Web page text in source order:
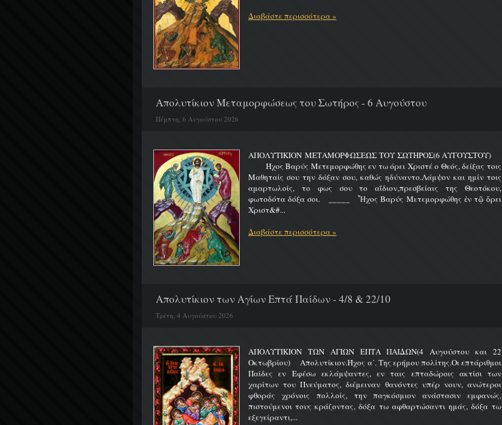
Διαβάστε περισσότερα »
Απολυτίκιον Μεταμορφώσεως του Σωτήρος - 6 Αυγούστου
Πέμπτη, 6 Αυγούστου 2026
ΑΠΟΛΥΤΙΚΙΟΝ ΜΕΤΑΜΟΡΦΩΣΕΩΣ ΤΟΥ ΣΩΤΗΡΟΣ(6 ΑΥΓΟΥΣΤΟΥ)
Ήχος Βαρύς Μετεμορφώθης εν τω όρει Χριστέ ο Θεός, δείξας τοις
Μαθηταίς σου την δόξαν σου, καθώς ηδύναντο.Λάμψον και ημίν τοις
αμαρτωλοίς, το φως σου το αΐδιον,πρεσβείαις της Θεοτόκου,
φωτοδότα δόξα σοι. _____ Ἦχος Βαρύς Μετεμορφώθης ἐν τῷ ὄρει
Χριστ&#...
Διαβάστε περισσότερα »
Απολυτίκιον των Αγίων Επτά Παίδων - 4/8 & 22/10
Τρίτη, 4 Αυγούστου 2026
ΑΠΟΛΥΤΙΚΙΟΝ ΤΩΝ ΑΓΙΩΝ ΕΠΤΑ ΠΑΙΔΩΝ(4 Αυγούστου και 22
Οκτωβρίου) Απολυτίκιον.Ήχος α΄. Της ερήμου πολίτης.Οι επτάριθμοι
Παίδες εν Εφέσω εκλάμψαντες, εν ταις επταδώροις ακτίσι των
χαρίτων του Πνεύματος, διέμειναν θανόντες υπέρ νουν, ανώτεροι
φθοράς χρόνοις πολλοίς, την παγκόσμιον ανάστασιν εμφανώς,
πιστούμενοι τους κράζοντας, δόξα τω αφθαρτώσαντι ημάς, δόξα τω
εξεγείραντι,...